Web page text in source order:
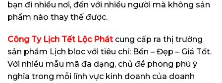
bạn đi nhiều nơi, đến với nhiều người mà không sản
phẩm nào thay thế được.
Công Ty Lịch Tết Lộc Phát cung cấp ra thị trường
sản phẩm Lịch bloc với tiêu chí: Bền – Đẹp – Giá Tốt.
Với nhiều mẫu mã đa dạng, chủ đề phong phú ý
nghĩa trong mỗi lĩnh vực kinh doanh của doanh